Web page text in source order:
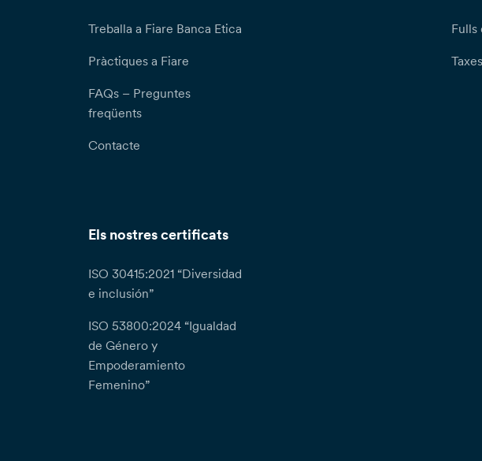
Treballa a Fiare Banca Etica
Pràctiques a Fiare
FAQs – Preguntes
freqüents
Contacte
Fulls
Els nostres certificats
ISO 30415:2021 “Diversidad
e inclusión”
ISO 53800:2024 “Igualdad
de Género y
Empoderamiento
Femenino”